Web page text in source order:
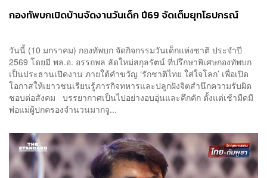
กองทัพบกเปิดบ้านจัดงานวันเด็ก ปี69 จัดเต็มยุทโธปกรณ์
วันนี้ (10 มกราคม) ​กองทัพบก จัดกิจกรรมวันเด็กแห่งชาติ ประจำปี
2569 โดยมี พล.อ. อรรถพล ลัดใหม่สกุลรัตน์ ที่ปรึกษาพิเศษกองทัพบก
เป็นประธานเปิดงาน ภายใต้คำขวัญ ‘รักชาติไทย ใส่ใจโลก’ เพื่อเปิด
โอกาสให้เยาวชนเรียนรู้ภารกิจทหารและปลูกฝังจิตสำนึกความรับผิด
ชอบต่อสังคม บรรยากาศเป็นไปอย่างอบอุ่นและคึกคัก ตั้งแต่เช้ามืดมี
พ่อแม่ผู้ปกครองจำนวนมากจู...